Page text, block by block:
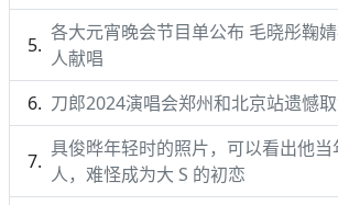
各大元宵晚会节目单公布 毛晓彤鞠
人献唱
刀郎2024演唱会郑州和北京站遗憾
具俊晔年轻时的照片，可以看出他当
人，难怪成为大 S 的初恋